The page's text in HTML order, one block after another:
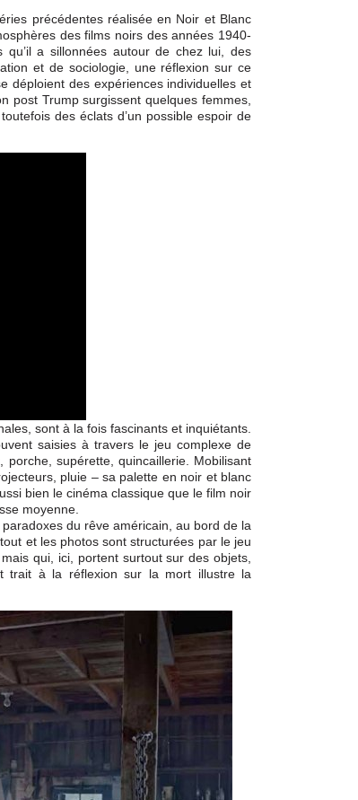
précédentes réalisée en Noir et Blanc
des films noirs des années 1940-
a sillonnées autour de chez lui, des
et de sociologie, une réflexion sur ce
déploient des expériences individuelles et
post Trump surgissent quelques femmes,
des éclats d’un possible espoir de
sont à la fois fascinants et inquiétants.
saisies à travers le jeu complexe de
supérette, quincaillerie. Mobilisant
pluie – sa palette en noir et blanc
bien le cinéma classique que le film noir
moyenne.
du rêve américain, au bord de la
et les photos sont structurées par le jeu
qui, ici, portent surtout sur des objets,
trait à la réflexion sur la mort illustre la